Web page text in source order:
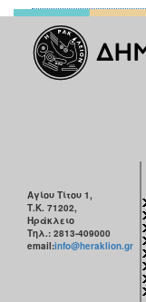
ΠΟΛΗ
Αγίου Τίτου 1,
Τ.Κ. 71202,
Ηράκλειο
Τηλ.: 2813-409000
email:info@heraklion.gr